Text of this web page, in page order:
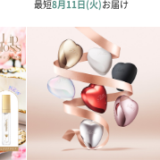
してお届けいたしま